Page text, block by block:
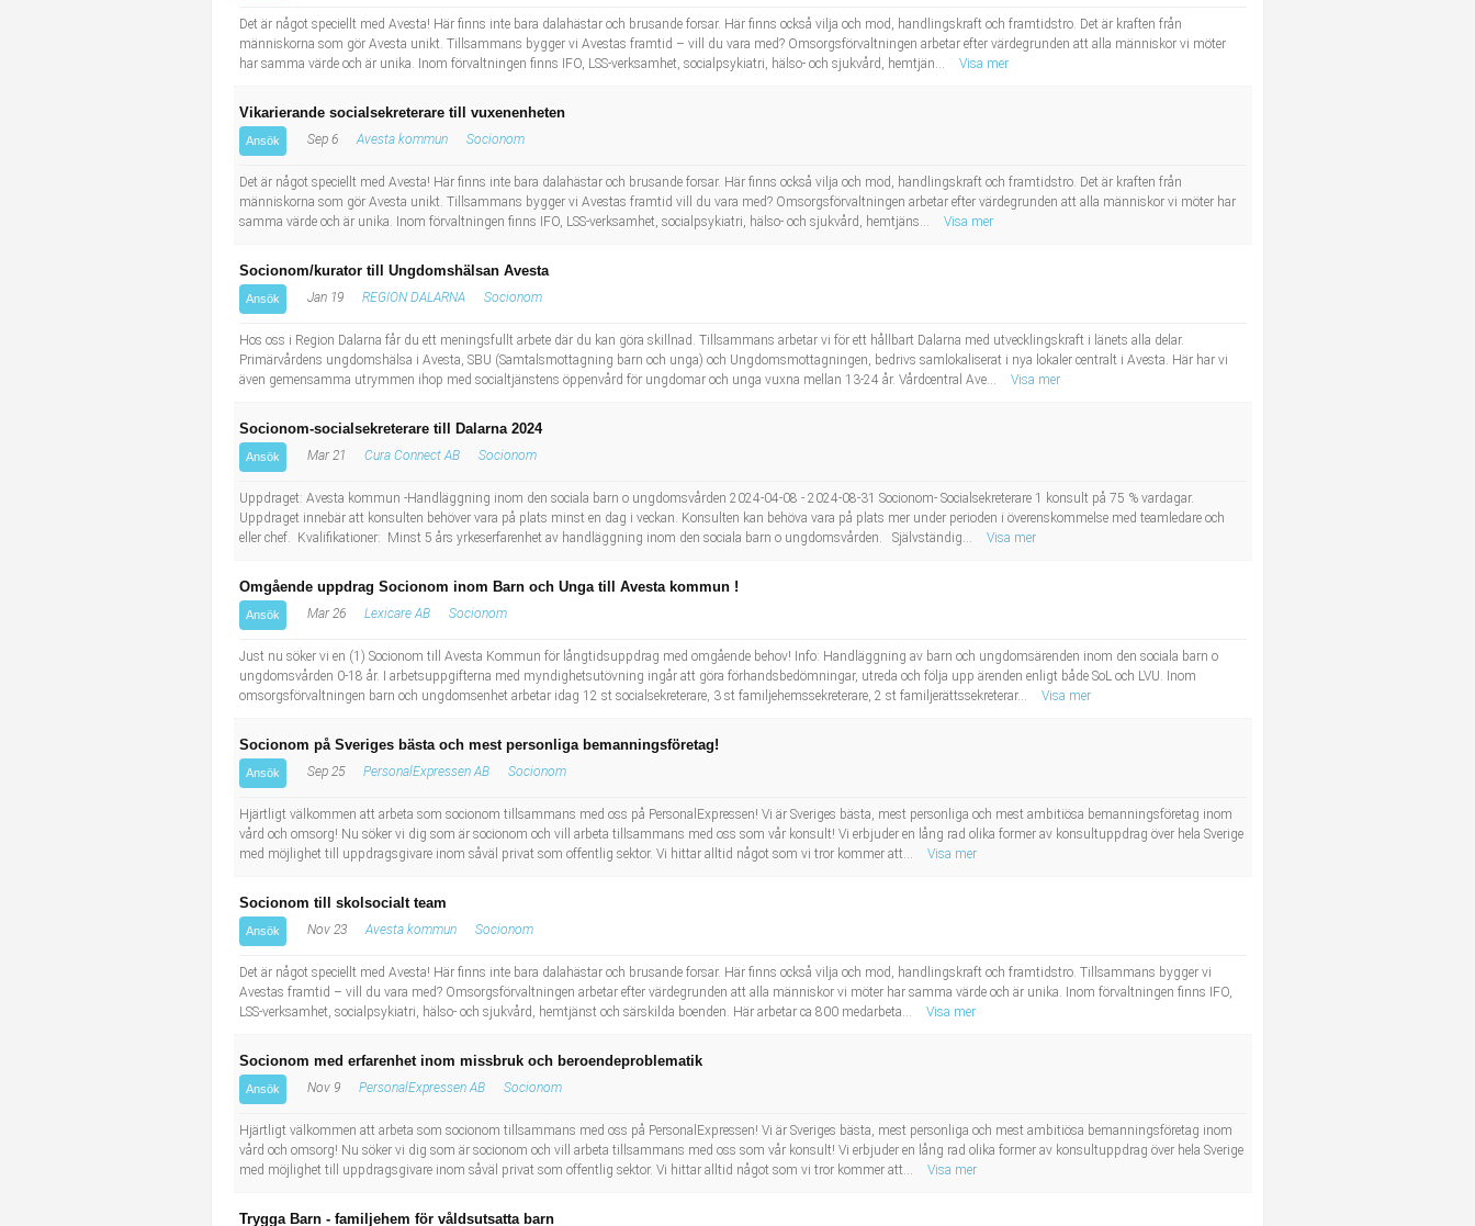
Det är något speciellt med Avesta! Här finns inte bara dalahästar och brusande forsar. Här finns också vilja och mod, handlingskraft och framtidstro. Det är kraften från
människorna som gör Avesta unikt. Tillsammans bygger vi Avestas framtid – vill du vara med? Omsorgsförvaltningen arbetar efter värdegrunden att alla människor vi möter
har samma värde och är unika. Inom förvaltningen finns IFO, LSS-verksamhet, socialpsykiatri, hälso- och sjukvård, hemtjän...
Visa mer
Vikarierande socialsekreterare till vuxenenheten
Ansök Sep 6 Avesta kommun Socionom
Det är något speciellt med Avesta! Här finns inte bara dalahästar och brusande forsar. Här finns också vilja och mod, handlingskraft och framtidstro. Det är kraften från
människorna som gör Avesta unikt. Tillsammans bygger vi Avestas framtid vill du vara med? Omsorgsförvaltningen arbetar efter värdegrunden att alla människor vi möter har
samma värde och är unika. Inom förvaltningen finns IFO, LSS-verksamhet, socialpsykiatri, hälso- och sjukvård, hemtjäns...
Visa mer
Socionom/kurator till Ungdomshälsan Avesta
Ansök Jan 19 REGION DALARNA Socionom
Hos oss i Region Dalarna får du ett meningsfullt arbete där du kan göra skillnad. Tillsammans arbetar vi för ett hållbart Dalarna med utvecklingskraft i länets alla delar.
Primärvårdens ungdomshälsa i Avesta, SBU (Samtalsmottagning barn och unga) och Ungdomsmottagningen, bedrivs samlokaliserat i nya lokaler centralt i Avesta. Här har vi
även gemensamma utrymmen ihop med socialtjänstens öppenvård för ungdomar och unga vuxna mellan 13-24 år. Vårdcentral Ave...
Visa mer
Socionom-socialsekreterare till Dalarna 2024
Ansök Mar 21 Cura Connect AB Socionom
Uppdraget: Avesta kommun -Handläggning inom den sociala barn o ungdomsvården 2024-04-08 - 2024-08-31 Socionom- Socialsekreterare 1 konsult på 75 % vardagar.
Uppdraget innebär att konsulten behöver vara på plats minst en dag i veckan. Konsulten kan behöva vara på plats mer under perioden i överenskommelse med teamledare och
eller chef. Kvalifikationer: Minst 5 års yrkeserfarenhet av handläggning inom den sociala barn o ungdomsvården. Självständig...
Visa mer
Omgående uppdrag Socionom inom Barn och Unga till Avesta kommun !
Ansök Mar 26 Lexicare AB Socionom
Just nu söker vi en (1) Socionom till Avesta Kommun för långtidsuppdrag med omgående behov! Info: Handläggning av barn och ungdomsärenden inom den sociala barn o
ungdomsvården 0-18 år. I arbetsuppgifterna med myndighetsutövning ingår att göra förhandsbedömningar, utreda och följa upp ärenden enligt både SoL och LVU. Inom
omsorgsförvaltningen barn och ungdomsenhet arbetar idag 12 st socialsekreterare, 3 st familjehemssekreterare, 2 st familjerättssekreterar...
Visa mer
Socionom på Sveriges bästa och mest personliga bemanningsföretag!
Ansök Sep 25 PersonalExpressen AB Socionom
Hjärtligt välkommen att arbeta som socionom tillsammans med oss på PersonalExpressen! Vi är Sveriges bästa, mest personliga och mest ambitiösa bemanningsföretag inom
vård och omsorg! Nu söker vi dig som är socionom och vill arbeta tillsammans med oss som vår konsult! Vi erbjuder en lång rad olika former av konsultuppdrag över hela Sverige
med möjlighet till uppdragsgivare inom såväl privat som offentlig sektor. Vi hittar alltid något som vi tror kommer att...
Visa mer
Socionom till skolsocialt team
Ansök Nov 23 Avesta kommun Socionom
Det är något speciellt med Avesta! Här finns inte bara dalahästar och brusande forsar. Här finns också vilja och mod, handlingskraft och framtidstro. Tillsammans bygger vi
Avestas framtid – vill du vara med? Omsorgsförvaltningen arbetar efter värdegrunden att alla människor vi möter har samma värde och är unika. Inom förvaltningen finns IFO,
LSS-verksamhet, socialpsykiatri, hälso- och sjukvård, hemtjänst och särskilda boenden. Här arbetar ca 800 medarbeta...
Visa mer
Socionom med erfarenhet inom missbruk och beroendeproblematik
Ansök Nov 9 PersonalExpressen AB Socionom
Hjärtligt välkommen att arbeta som socionom tillsammans med oss på PersonalExpressen! Vi är Sveriges bästa, mest personliga och mest ambitiösa bemanningsföretag inom
vård och omsorg! Nu söker vi dig som är socionom och vill arbeta tillsammans med oss som vår konsult! Vi erbjuder en lång rad olika former av konsultuppdrag över hela Sverige
med möjlighet till uppdragsgivare inom såväl privat som offentlig sektor. Vi hittar alltid något som vi tror kommer att...
Visa mer
Trygga Barn - familjehem för våldsutsatta barn